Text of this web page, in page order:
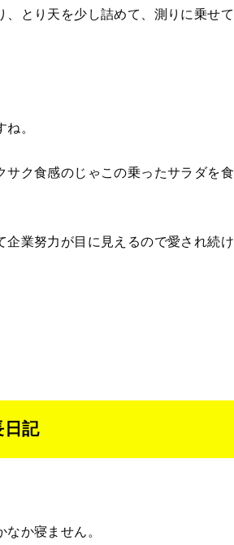
とり天を少し詰めて、測りに乗せて
。
ク食感のじゃこの乗ったサラダを食
業努力が目に見えるので愛され続け
日記
か寝ません。